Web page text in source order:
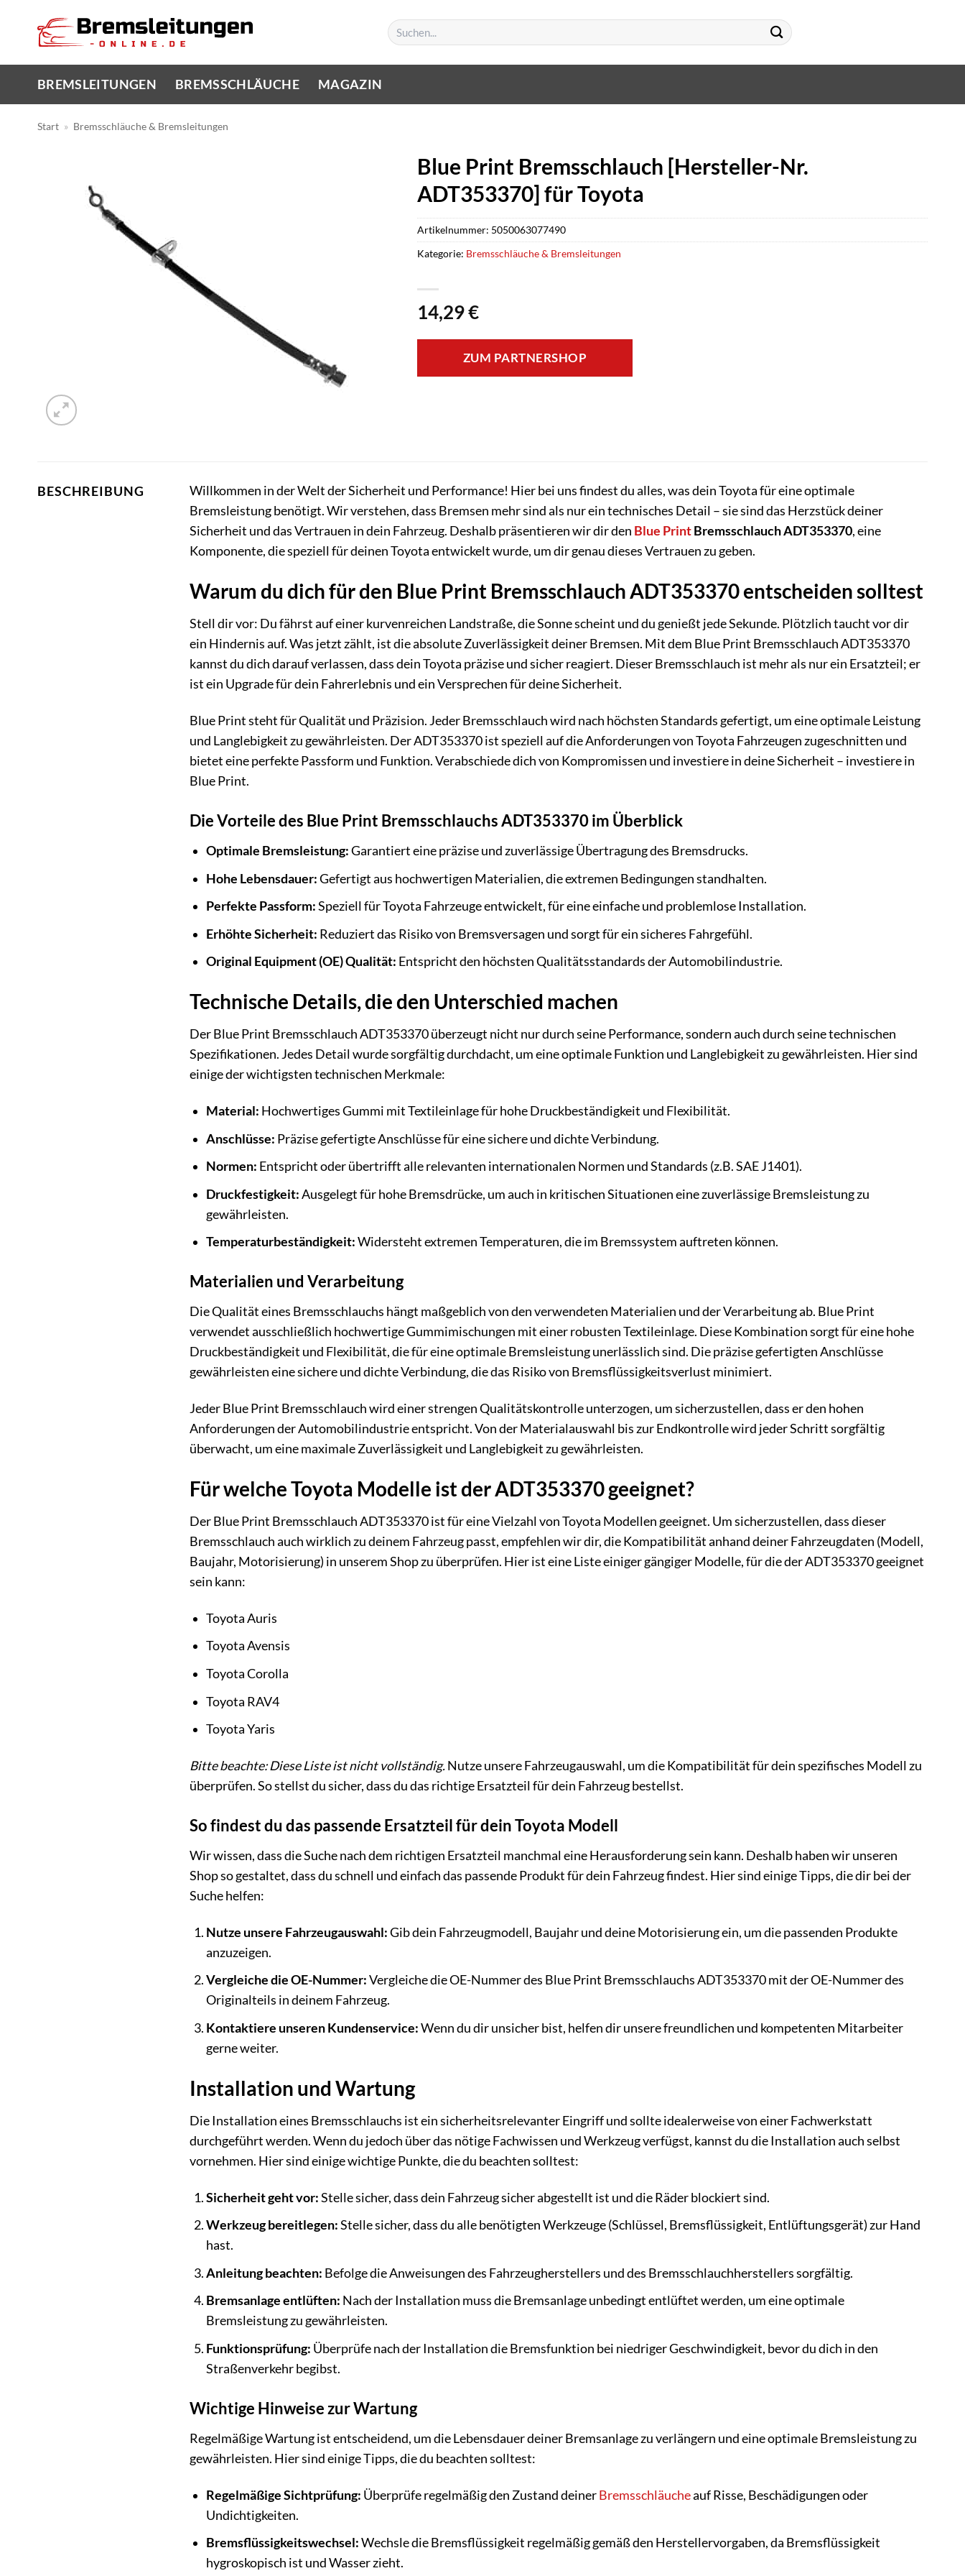
springen
Suchen
nach:
BREMSLEITUNGEN BREMSSCHLÄUCHE MAGAZIN
Start » Bremsschläuche & Bremsleitungen
Blue Print Bremsschlauch [Hersteller-Nr.
ADT353370] für Toyota
14,29€
ZUM PARTNERSHOP
Artikelnummer: 5050063077490
Kategorie: Bremsschläuche & Bremsleitungen
BESCHREIBUNG
Willkommen in der Welt der Sicherheit und Performance! Hier bei uns findest du alles, was dein Toyota für eine optimale
Bremsleistung benötigt. Wir verstehen, dass Bremsen mehr sind als nur ein technisches Detail – sie sind das Herzstück deiner
Sicherheit und das Vertrauen in dein Fahrzeug. Deshalb präsentieren wir dir den Blue PrintBremsschlauch ADT353370, eine
Komponente, die speziell für deinen Toyota entwickelt wurde, um dir genau dieses Vertrauen zu geben.
Warum du dich für den Blue Print Bremsschlauch ADT353370 entscheiden solltest
Stell dir vor: Du fährst auf einer kurvenreichen Landstraße, die Sonne scheint und du genießt jede Sekunde. Plötzlich taucht vor dir
ein Hindernis auf. Was jetzt zählt, ist die absolute Zuverlässigkeit deiner Bremsen. Mit dem Blue Print Bremsschlauch ADT353370
kannst du dich darauf verlassen, dass dein Toyota präzise und sicher reagiert. Dieser Bremsschlauch ist mehr als nur ein Ersatzteil; er
ist ein Upgrade für dein Fahrerlebnis und ein Versprechen für deine Sicherheit.
Blue Print steht für Qualität und Präzision. Jeder Bremsschlauch wird nach höchsten Standards gefertigt, um eine optimale Leistung
und Langlebigkeit zu gewährleisten. Der ADT353370 ist speziell auf die Anforderungen von Toyota Fahrzeugen zugeschnitten und
bietet eine perfekte Passform und Funktion. Verabschiede dich von Kompromissen und investiere in deine Sicherheit – investiere in
Blue Print.
Die Vorteile des Blue Print Bremsschlauchs ADT353370 im Überblick
Optimale Bremsleistung:Garantiert eine präzise und zuverlässige Übertragung des Bremsdrucks.
Hohe Lebensdauer:Gefertigt aus hochwertigen Materialien, die extremen Bedingungen standhalten.
Perfekte Passform:Speziell für Toyota Fahrzeuge entwickelt, für eine einfache und problemlose Installation.
Erhöhte Sicherheit: Reduziert das Risiko von Bremsversagen und sorgt für ein sicheres Fahrgefühl.
Original Equipment (OE) Qualität: Entspricht den höchsten Qualitätsstandards der Automobilindustrie.
Technische Details, die den Unterschied machen
Der Blue Print Bremsschlauch ADT353370 überzeugt nicht nur durch seine Performance, sondern auch durch seine technischen
Spezifikationen. Jedes Detail wurde sorgfältig durchdacht, um eine optimale Funktion und Langlebigkeit zu gewährleisten. Hier sind
einige der wichtigsten technischen Merkmale:
Material: Hochwertiges Gummi mit Textileinlage für hohe Druckbeständigkeit und Flexibilität.
Anschlüsse: Präzise gefertigte Anschlüsse für eine sichere und dichte Verbindung.
Normen: Entspricht oder übertrifft alle relevanten internationalen Normen und Standards (z.B. SAE J1401).
Druckfestigkeit:Ausgelegt für hohe Bremsdrücke, um auch in kritischen Situationen eine zuverlässige Bremsleistung zu
gewährleisten.
Temperaturbeständigkeit:Widersteht extremen Temperaturen, die im Bremssystem auftreten können.
Materialien und Verarbeitung
Die Qualität eines Bremsschlauchs hängt maßgeblich von den verwendeten Materialien und der Verarbeitung ab. Blue Print
verwendet ausschließlich hochwertige Gummimischungen mit einer robusten Textileinlage. Diese Kombination sorgt für eine hohe
Druckbeständigkeit und Flexibilität, die für eine optimale Bremsleistung unerlässlich sind. Die präzise gefertigten Anschlüsse
gewährleisten eine sichere und dichte Verbindung, die das Risiko von Bremsflüssigkeitsverlust minimiert.
Jeder Blue Print Bremsschlauch wird einer strengen Qualitätskontrolle unterzogen, um sicherzustellen, dass er den hohen
Anforderungen der Automobilindustrie entspricht. Von der Materialauswahl bis zur Endkontrolle wird jeder Schritt sorgfältig
überwacht, um eine maximale Zuverlässigkeit und Langlebigkeit zu gewährleisten.
Für welche Toyota Modelle ist der ADT353370 geeignet?
Der Blue Print Bremsschlauch ADT353370 ist für eine Vielzahl von Toyota Modellen geeignet. Um sicherzustellen, dass dieser
Bremsschlauch auch wirklich zu deinem Fahrzeug passt, empfehlen wir dir, die Kompatibilität anhand deiner Fahrzeugdaten (Modell,
Baujahr, Motorisierung) in unserem Shop zu überprüfen. Hier ist eine Liste einiger gängiger Modelle, für die der ADT353370 geeignet
sein kann:
Toyota Auris
Toyota Avensis
Toyota Corolla
Toyota RAV4
Toyota Yaris
Bitte beachte: Diese Liste ist nicht vollständig.Nutze unsere Fahrzeugauswahl, um die Kompatibilität für dein spezifisches Modell zu
überprüfen. So stellst du sicher, dass du das richtige Ersatzteil für dein Fahrzeug bestellst.
So findest du das passende Ersatzteil für dein Toyota Modell
Wir wissen, dass die Suche nach dem richtigen Ersatzteil manchmal eine Herausforderung sein kann. Deshalb haben wir unseren
Shop so gestaltet, dass du schnell und einfach das passende Produkt für dein Fahrzeug findest. Hier sind einige Tipps, die dir bei der
Suche helfen:
Nutze unsere Fahrzeugauswahl:Gib dein Fahrzeugmodell, Baujahr und deine Motorisierung ein, um die passenden Produkte
anzuzeigen.
Vergleiche die OE-Nummer:Vergleiche die OE-Nummer des Blue Print Bremsschlauchs ADT353370 mit der OE-Nummer des
Originalteils in deinem Fahrzeug.
Kontaktiere unseren Kundenservice:Wenn du dir unsicher bist, helfen dir unsere freundlichen und kompetenten Mitarbeiter
gerne weiter.
Installation und Wartung
Die Installation eines Bremsschlauchs ist ein sicherheitsrelevanter Eingriff und sollte idealerweise von einer Fachwerkstatt
durchgeführt werden. Wenn du jedoch über das nötige Fachwissen und Werkzeug verfügst, kannst du die Installation auch selbst
vornehmen. Hier sind einige wichtige Punkte, die du beachten solltest:
Sicherheit geht vor:Stelle sicher, dass dein Fahrzeug sicher abgestellt ist und die Räder blockiert sind.
Werkzeug bereitlegen:Stelle sicher, dass du alle benötigten Werkzeuge (Schlüssel, Bremsflüssigkeit, Entlüftungsgerät) zur Hand
hast.
Anleitung beachten: Befolge die Anweisungen des Fahrzeugherstellers und des Bremsschlauchherstellers sorgfältig.
Bremsanlage entlüften: Nach der Installation muss die Bremsanlage unbedingt entlüftet werden, um eine optimale
Bremsleistung zu gewährleisten.
Funktionsprüfung: Überprüfe nach der Installation die Bremsfunktion bei niedriger Geschwindigkeit, bevor du dich in den
Straßenverkehr begibst.
Wichtige Hinweise zur Wartung
Regelmäßige Wartung ist entscheidend, um die Lebensdauer deiner Bremsanlage zu verlängern und eine optimale Bremsleistung zu
gewährleisten. Hier sind einige Tipps, die du beachten solltest:
Regelmäßige Sichtprüfung: Überprüfe regelmäßig den Zustand deinerBremsschläucheauf Risse, Beschädigungen oder
Undichtigkeiten.
Bremsflüssigkeitswechsel:Wechsle die Bremsflüssigkeit regelmäßig gemäß den Herstellervorgaben, da Bremsflüssigkeit
hygroskopisch ist und Wasser zieht.